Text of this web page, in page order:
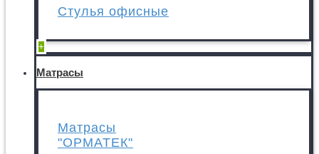
Стулья офисные
+
Матрасы
Матрасы
"ОРМАТЕК"